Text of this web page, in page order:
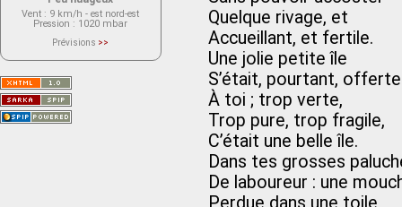
Quelque rivage, et
Accueillant, et fertile.
Une jolie petite île
S’était, pourtant, offerte
À toi ; trop verte,
Trop pure, trop fragile,
C’était une belle île.
Dans tes grosses
De laboureur : une
Vent : 9 km/h - est nord-est
Pression : 1020 mbar
Prévisions >>
actuellement aucune prévision
Saint-Nom.
Veuillez consulter le message du
service ci-dessous.
(401 - Invalid API key. Please see
https://openweathermap.org/faq#error401